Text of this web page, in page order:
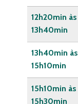
12h20min às
13h40min
13h40min às
15h10min
15h10min às
15h30min